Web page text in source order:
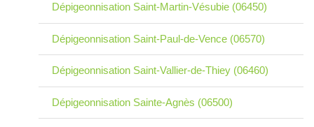
Dépigeonnisation Saint-Martin-Vésubie (06450)
Dépigeonnisation Saint-Paul-de-Vence (06570)
Dépigeonnisation Saint-Vallier-de-Thiey (06460)
Dépigeonnisation Sainte-Agnès (06500)